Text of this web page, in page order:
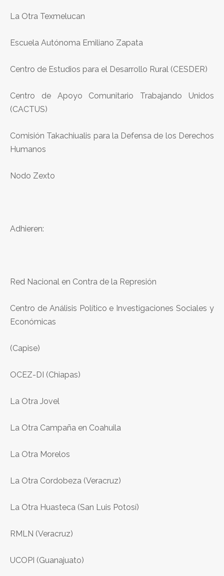
La Otra Texmelucan
Escuela Autónoma Emiliano Zapata
Centro de Estudios para el Desarrollo Rural (CESDER)
Centro de Apoyo Comunitario Trabajando Unidos
(CACTUS)
Comisión Takachiualis para la Defensa de los Derechos
Humanos
Nodo Zexto
Adhieren:
Red Nacional en Contra de la Represión
Centro de Análisis Político e Investigaciones Sociales y
Económicas
(Capise)
OCEZ-DI (Chiapas)
La Otra Jovel
La Otra Campaña en Coahuila
La Otra Morelos
La Otra Cordobeza (Veracruz)
La Otra Huasteca (San Luis Potosí)
RMLN (Veracruz)
UCOPI (Guanajuato)